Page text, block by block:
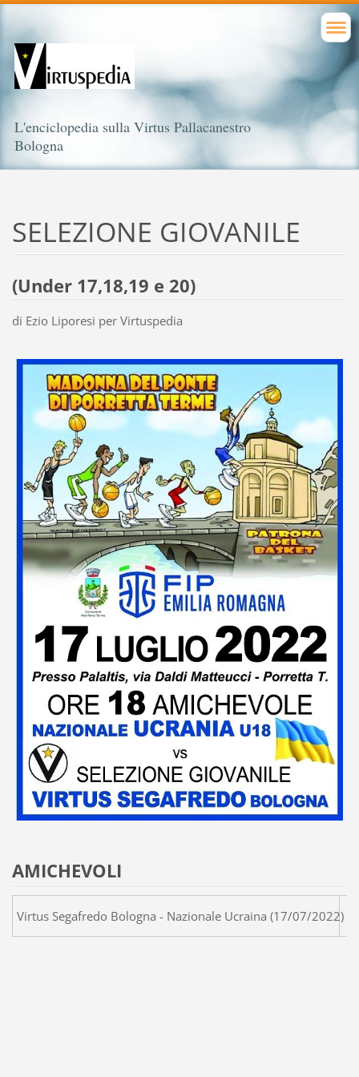
L'enciclopedia sulla Virtus Pallacanestro
Bologna
SELEZIONE GIOVANILE
(Under 17,18,19 e 20)
di Ezio Liporesi per Virtuspedia
AMICHEVOLI
Virtus Segafredo Bologna -